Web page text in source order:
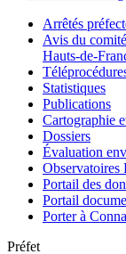
Arrêtés
Avis du
Hauts-de-
Statistiques
Publications
Cartographie
Dossiers
Évaluation
Observatoires
Portail des
Portail
Porter à
Préfet